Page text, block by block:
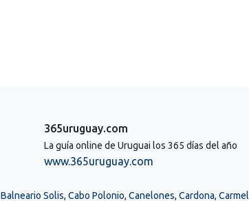
365uruguay.com
La guía online de Uruguai los 365 días del año
www.365uruguay.com
Balneario Solis, Cabo Polonio, Canelones, Cardona,